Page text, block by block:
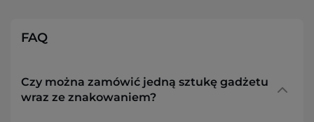
FAQ
Czy można zamówić jedną sztukę gadżetu
wraz ze znakowaniem?